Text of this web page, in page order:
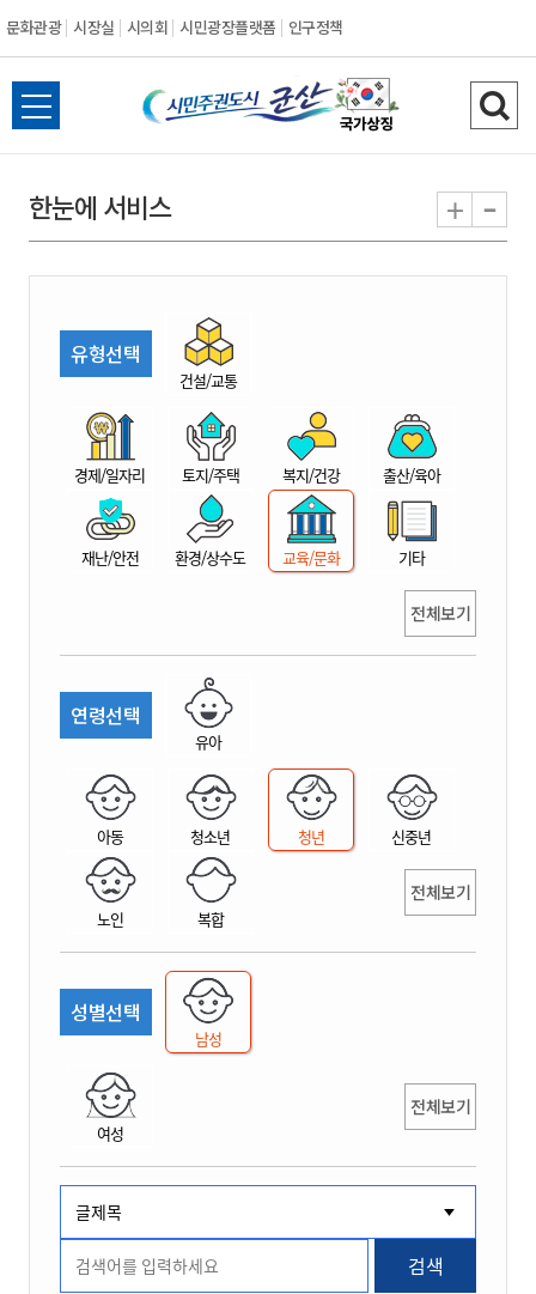
문화관광 시장실 시의회 시민광장플랫폼 인구정책
시
민
권
시
산
전
체
뉴
열
검
색
기
한눈에 서비스 + -
유형선택
건설/교통
경제/일자리 토지/주택 복지/건강 출산/육아
재난/안전 환경/상수도 교육/문화 기타
전체보기
연령선택
유아
아동 청소년 청년 신중년
노인 복합
전체보기
성별선택
남성
여성
전체보기
검색